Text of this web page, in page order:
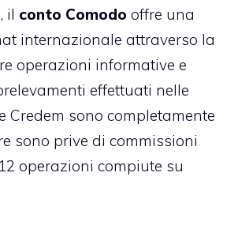
, il conto Comodo offre una
internazionale attraverso la
operazioni informative e
effettuati nelle
Credem sono completamente
sono prive di commissioni
operazioni compiute su